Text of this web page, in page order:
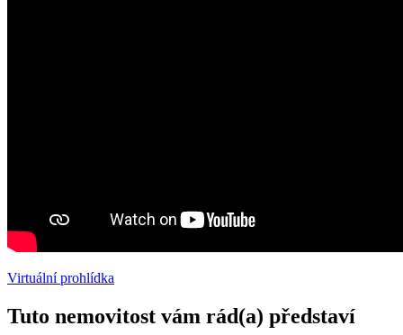
Virtuální prohlídka
Tuto nemovitost vám rád(a) představí